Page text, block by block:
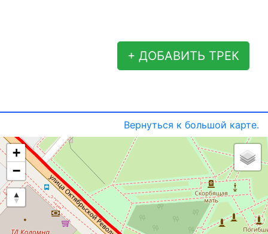
+ ДОБАВИТЬ ТРЕК
Вернуться к большой карте.
+
−